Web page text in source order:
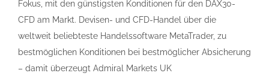
Fokus, mit den günstigsten Konditionen für den DAX30-
CFD am Markt. Devisen- und CFD-Handel über die
weltweit beliebteste Handelssoftware MetaTrader, zu
bestmöglichen Konditionen bei bestmöglicher Absicherung
– damit überzeugt Admiral Markets UK